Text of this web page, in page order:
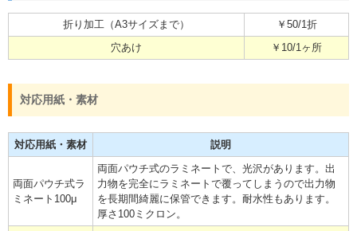
折り加工（A3サイズまで） ￥50/1折
穴あけ ￥10/1ヶ所
対応用紙・素材
対応用紙・素材 説明
両面パウチ式ラ
ミネート100μ
両面パウチ式のラミネートで、光沢があります。出
力物を完全にラミネートで覆ってしまうので出力物
を長期間綺麗に保管できます。耐水性もあります。
厚さ100ミクロン。